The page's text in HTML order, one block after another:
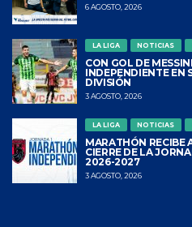
6 AGOSTO, 2026
LA LIGA NOTICIAS
CON GOL DE
INDEPENDIENTE EN
DIVISIÓN
3 AGOSTO, 2026
LA LIGA NOTICIAS
MARATHÓN RECIBE
CIERRE DE LA
2026-2027
3 AGOSTO, 2026